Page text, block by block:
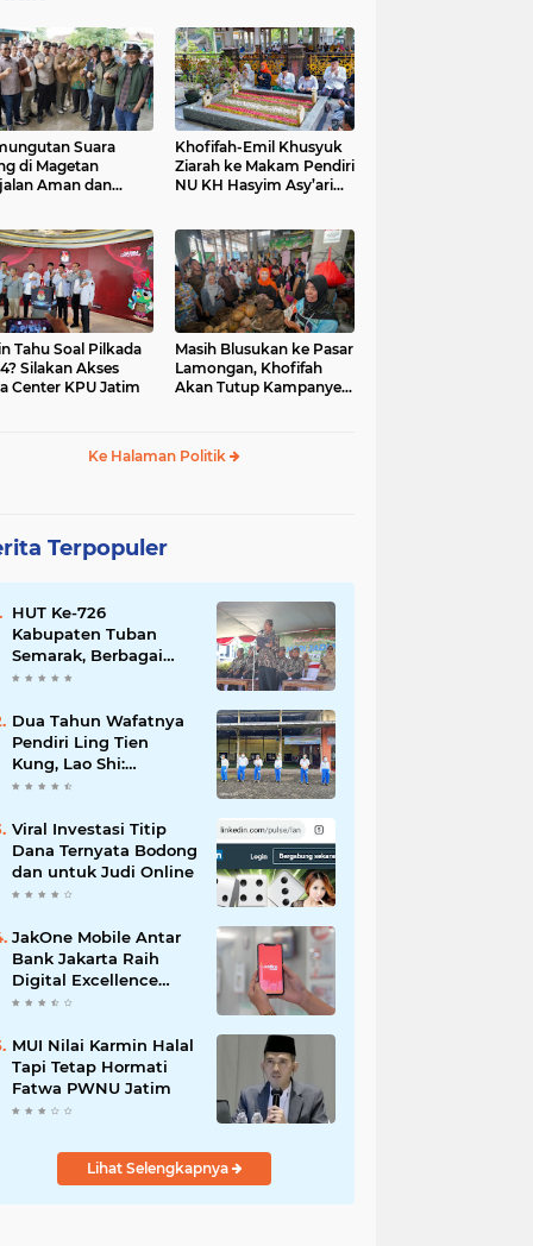
Suara
di Magetan
Aman dan
Khofifah-Emil Khusyuk
Ziarah ke Makam Pendiri
NU KH Hasyim Asy’ari
Tahu Soal Pilkada
Silakan Akses
Center KPU Jatim
Masih Blusukan ke Pasar
Lamongan, Khofifah
Akan Tutup Kampanye
Ke Halaman Politik
Terpopuler
HUT Ke-726
Kabupaten Tuban
Semarak, Berbagai
Prestasinya Pun
Dua Tahun Wafatnya
Pendiri Ling Tien
Kung, Lao Shi:
Amanah Harus Kita
Viral Investasi Titip
Dana Ternyata Bodong
dan untuk Judi Online
JakOne Mobile Antar
Bank Jakarta Raih
Digital Excellence
Awards 2026
MUI Nilai Karmin Halal
Tapi Tetap Hormati
Fatwa PWNU Jatim
Lihat Selengkapnya